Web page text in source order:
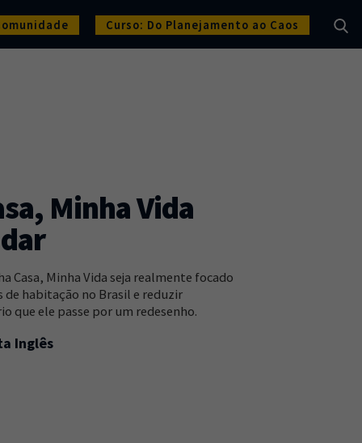
Curso: Do Planejamento ao Caos
Minha Vida
Casa, Minha Vida seja realmente focado
habitação no Brasil e reduzir
que ele passe por um redesenho.
Inglês